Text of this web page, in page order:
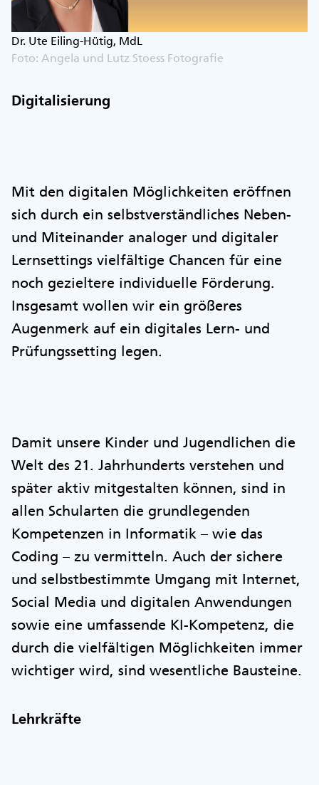
Dr. Ute Eiling-Hütig, MdL
Foto: Angela und Lutz Stoess Fotografie
Digitalisierung
Mit den digitalen Möglichkeiten eröffnen
sich durch ein selbstverständliches Neben-
und Miteinander analoger und digitaler
Lernsettings vielfältige Chancen für eine
noch gezieltere individuelle Förderung.
Insgesamt wollen wir ein größeres
Augenmerk auf ein digitales Lern- und
Prüfungssetting legen.
Damit unsere Kinder und Jugendlichen die
Welt des 21. Jahrhunderts verstehen und
später aktiv mitgestalten können, sind in
allen Schularten die grundlegenden
Kompetenzen in Informatik – wie das
Coding – zu vermitteln. Auch der sichere
und selbstbestimmte Umgang mit Internet,
Social Media und digitalen Anwendungen
sowie eine umfassende KI-Kompetenz, die
durch die vielfältigen Möglichkeiten immer
wichtiger wird, sind wesentliche Bausteine.
Lehrkräfte